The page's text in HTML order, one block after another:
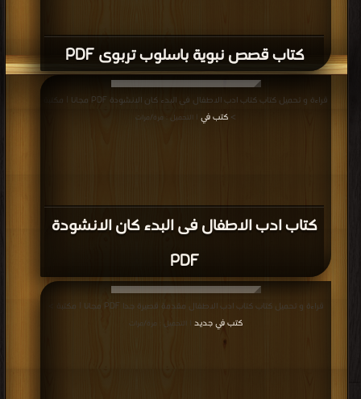
كتاب قصص نبوية باسلوب تربوى PDF
كتاب ادب الاطفال فى البدء كان الانشودة
PDF
قراءة و تحميل كتاب كتاب ادب الاطفال فى البدء كان الانشودة PDF مجانا | مكتبة
> كتب في | التحميل : مرة/مرات
قراءة و تحميل كتاب كتاب ادب الاطفال مقدمة قصيرة جدا PDF مجانا | مكتبة >
كتب في جديد | التحميل : مرة/مرات